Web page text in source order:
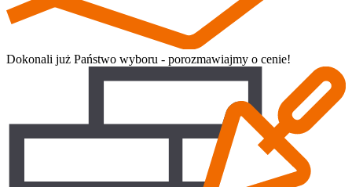
Dokonali już Państwo wyboru - porozmawiajmy o cenie!